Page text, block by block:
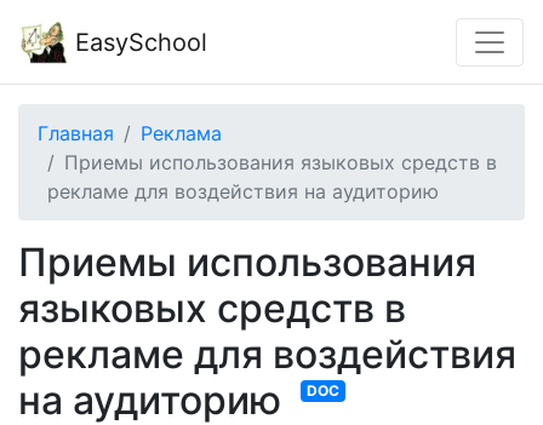
EasySchool
Главная
Реклама
Приемы использования языковых средств в
рекламе для воздействия на аудиторию
Приемы использования
языковых средств в
рекламе для воздействия
на аудиторию
DOC